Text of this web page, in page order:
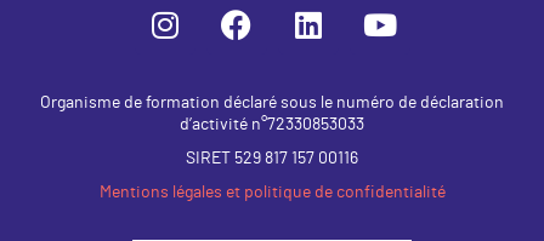
Organisme de formation déclaré sous le numéro de déclaration
d’activité n°72330853033
SIRET 529 817 157 00116
Mentions légales et politique de confidentialité